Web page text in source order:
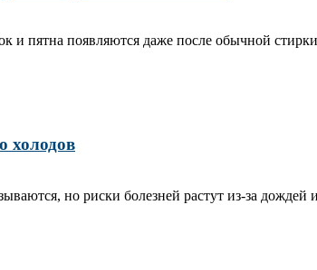
пятна появляются даже после обычной
холодов
но риски болезней растут из‑за дождей